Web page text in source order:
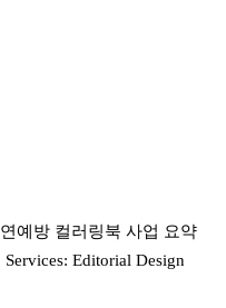
예방 컬러링북 사업 요약
Editorial Design